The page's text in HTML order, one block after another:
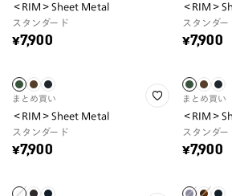
＜RIM＞Sheet Metal
スタンダード
¥7,900
＜RIM＞
スタンダー
¥7,900
まとめ買い
＜RIM＞Sheet Metal
スタンダード
¥7,900
まとめ買い
＜RIM＞
スタンダー
¥7,900